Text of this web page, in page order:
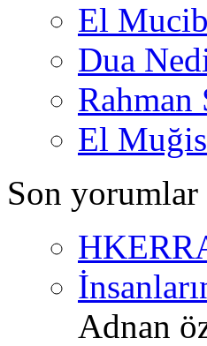
El Mucib
Dua
Rahman
El Muğis
Son yorumlar
Adnan